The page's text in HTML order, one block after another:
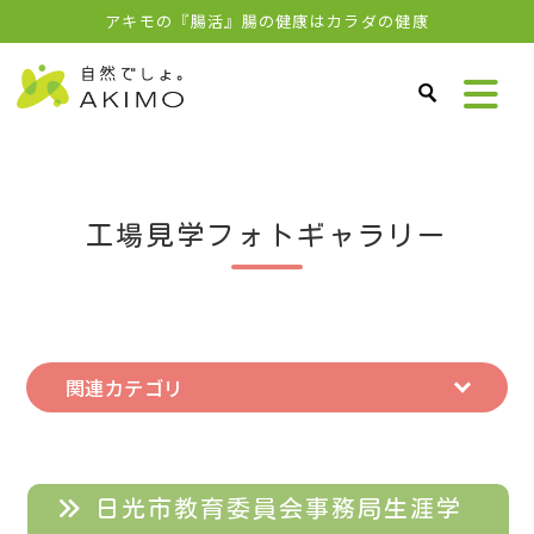
アキモの『腸活』腸の健康はカラダの健康
工場見学フォトギャラリー
関連カテゴリ
日光市教育委員会事務局生涯学